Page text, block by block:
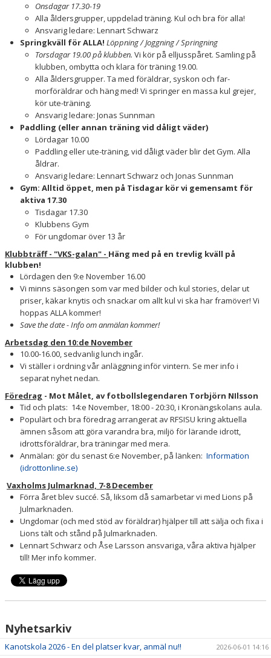
Onsdagar 17.30-19
Alla åldersgrupper, uppdelad träning. Kul och bra för alla!
Ansvarig ledare: Lennart Schwarz
Springkväll för ALLA! Löppning / Joggning / Springning
Torsdagar 19.00 på klubben. Vi kör på elljusspåret. Samling på
klubben, ombytta och klara för träning 19.00.
Alla åldersgrupper. Ta med föräldrar, syskon och far-
morföräldrar och häng med! Vi springer en massa kul grejer,
kör ute-träning.
Ansvarig ledare: Jonas Sunnman
Paddling (eller annan träning vid dåligt väder)
Lördagar 10.00
Paddling eller ute-träning, vid dåligt väder blir det Gym. Alla
åldrar.
Ansvarig ledare: Lennart Schwarz och Jonas Sunnman
Gym: Alltid öppet, men på Tisdagar kör vi gemensamt för
aktiva 17.30
Tisdagar 17.30
Klubbens Gym
För ungdomar över 13 år
Klubbträff - "VKS-galan" - Häng med på en trevlig kväll på
klubben!
Lördagen den 9:e November 16.00
Vi minns säsongen som var med bilder och kul stories, delar ut
priser, käkar knytis och snackar om allt kul vi ska har framöver! Vi
hoppas ALLA kommer!
Save the date - Info om anmälan kommer!
Arbetsdag den 10:de November
10.00-16.00, sedvanlig lunch ingår.
Vi ställer i ordning vår anläggning inför vintern. Se mer info i
separat nyhet nedan.
Föredrag - Mot Målet, av fotbollslegendaren Torbjörn NIlsson
Tid och plats: 14:e November, 18:00 - 20:30, i Kronängskolans aula.
Populärt och bra föredrag arrangerat av RFSISU kring aktuella
ämnen såsom att göra varandra bra, miljö för lärande idrott,
idrottsföräldrar, bra träningar med mera.
Anmälan: gör du senast 6:e November, på länken: Information
(idrottonline.se)
Vaxholms Julmarknad, 7-8 December
Förra året blev succé. Så, liksom då samarbetar vi med Lions på
Julmarknaden.
Ungdomar (och med stöd av föräldrar) hjälper till att sälja och fixa i
Lions tält och stånd på Julmarknaden.
Lennart Schwarz och Åse Larsson ansvariga, våra aktiva hjälper
till! Mer info kommer.
Nyhetsarkiv
Kanotskola 2026 - En del platser kvar, anmäl nu!! 2026-06-01 14:16